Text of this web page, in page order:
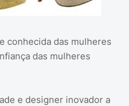
conhecida das mulheres
das mulheres
e designer inovador a